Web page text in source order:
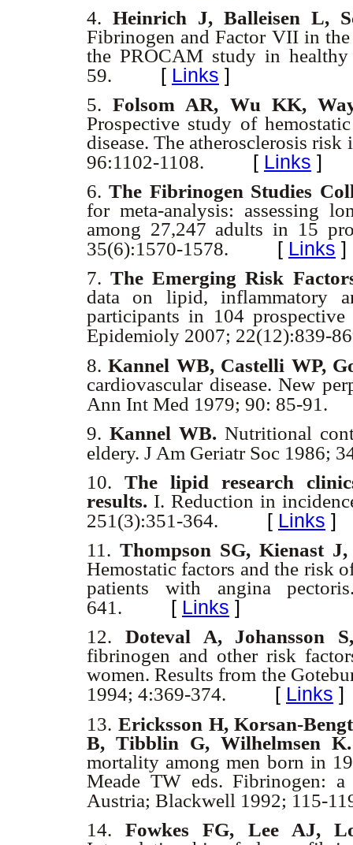
4. Heinrich J, Balleisen L,
Fibrinogen and Factor VII in
the PROCAM study in
59.
[ Links ]
5.Folsom AR, Wu KK,
Prospective study of
disease. The atherosclerosis
96:1102-1108.
[ Links ]
6.The Fibrinogen Studies
for meta-analysis: assessing
among 27,247 adults in 15
35(6):1570-1578.
[ Links ]
7.The Emerging Risk
data on lipid, inflammatory
participants in 104
Epidemioly 2007; 22(12):839-
8.Kannel WB, Castelli WP,
cardiovascular disease. New
Ann Int Med 1979; 90: 85-91.
9. Kannel WB. Nutritional
eldery. J Am Geriatr Soc 1986;
10. The lipid research
results. I. Reduction in
251(3):351-364.
[ Links ]
11. Thompson SG, Kienast
Hemostatic factors and the risk
patients with angina
641.
[ Links ]
12. Doteval A, Johansson
fibrinogen and other risk
women. Results from the
1994; 4:369-374.
[ Links ]
13. Ericksson H, Korsan-
B, Tibblin G, Wilhelmsen
mortality among men born in
Meade TW eds. Fibrinogen:
Austria; Blackwell 1992; 115-
14.Fowkes FG, Lee AJ,